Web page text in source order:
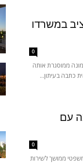
במשרדו
0
ממוסגרת אותה
כתבה בעיתון...
עם
0
צו 9 שב לאחר מאבק משפטי ממושך לשירות